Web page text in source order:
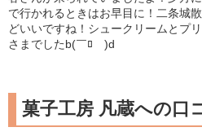
で行かれるときはお早目に！二条城
どいいですね！シュークリームとプ
さまでしたb(￣ﾛ￣)d
菓子工房 凡蔵への口